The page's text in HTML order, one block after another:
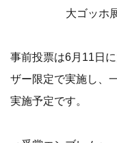
大ゴッホ
事前投票は6月11日
ザー限定で実施し、
実施予定です。